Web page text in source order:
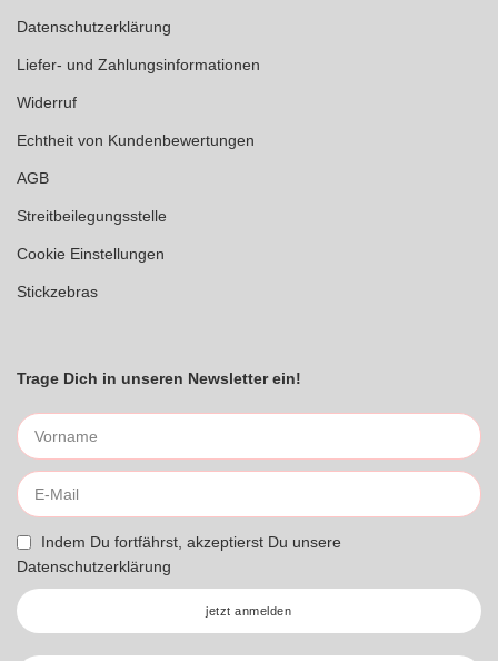
Datenschutzerklärung
Liefer- und Zahlungsinformationen
Widerruf
Echtheit von Kundenbewertungen
AGB
Streitbeilegungsstelle
Cookie Einstellungen
Stickzebras
Trage Dich in unseren Newsletter ein!
Indem Du fortfährst, akzeptierst Du unsere
Datenschutzerklärung
jetzt anmelden